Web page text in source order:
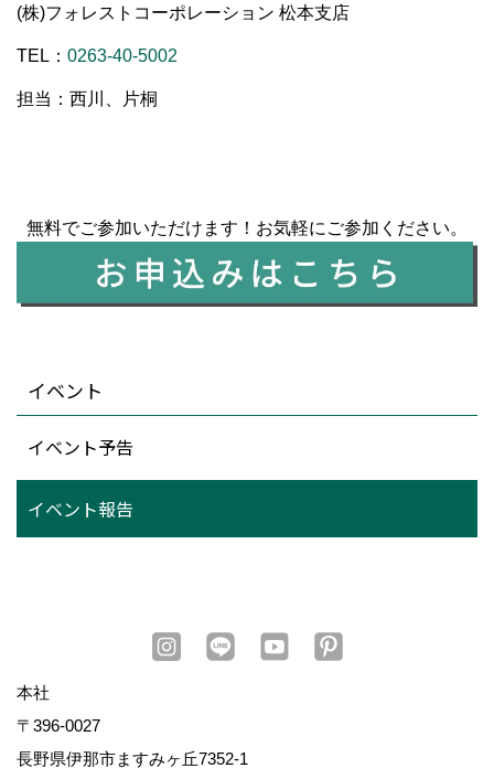
(株)フォレストコーポレーション 松本支店
TEL： 0263-40-5002
担当：西川、片桐
無料でご参加いただけます！お気軽にご参加ください。
イベント
イベント予告
イベント報告
本社
〒396-0027
長野県伊那市ますみヶ丘7352-1